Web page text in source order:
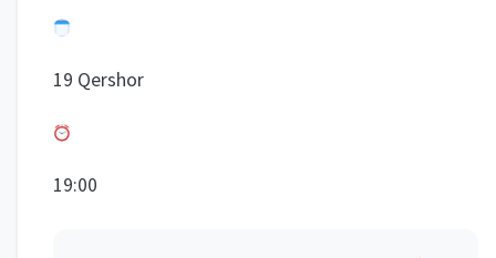
19 Qershor
19:00